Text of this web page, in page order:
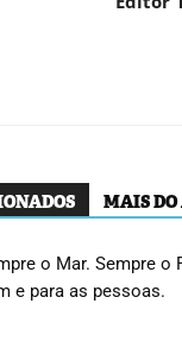
MAIS DO
o Mar. Sempre o
e para as pessoas.